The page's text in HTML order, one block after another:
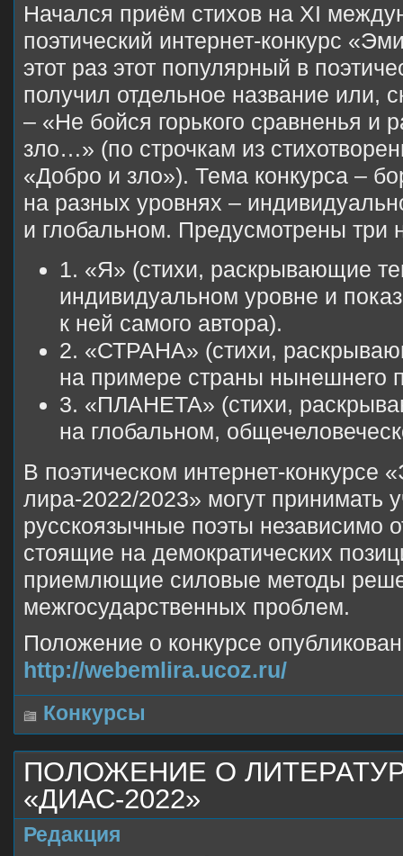
Начался приём стихов на XI
поэтический интернет-конкурс
этот раз этот популярный в
получил отдельное название или,
– «Не бойся горького сравненья и
зло…» (по строчкам из
«Добро и зло»). Тема конкурса –
на разных уровнях –
и глобальном. Предусмотрены три
1. «Я» (стихи, раскрывающие
индивидуальном уровне и
к ней самого автора).
2. «СТРАНА» (стихи,
на примере страны нынешнего
3. «ПЛАНЕТА» (стихи,
на глобальном,
В поэтическом интернет-конкурсе
лира-2022/2023» могут принимать
русскоязычные поэты независимо
стоящие на демократических
приемлющие силовые методы
межгосударственных проблем.
Положение о конкурсе
http://webemlira.ucoz.ru/
Конкурсы
ПОЛОЖЕНИЕ О
«ДИАС-2022»
Редакция